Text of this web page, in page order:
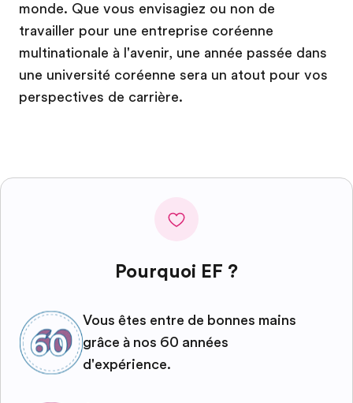
monde. Que vous envisagiez ou non de
travailler pour une entreprise coréenne
multinationale à l'avenir, une année passée dans
une université coréenne sera un atout pour vos
perspectives de carrière.
Pourquoi EF ?
Vous êtes entre de bonnes mains
grâce à nos 60 années
d'expérience.